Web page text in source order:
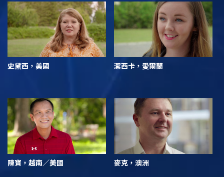
史黛西，美國 潔西卡，愛爾蘭
陳寶，越南／美國 麥克，澳洲